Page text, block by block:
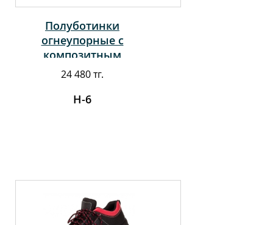
Полуботинки
огнеупорные с
композитным
подноском
24 480 тг.
Н-6